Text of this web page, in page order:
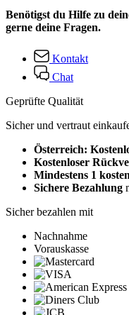
Benötigst du Hilfe zu
gerne deine Fragen.
Kontakt
Chat
Geprüfte Qualität
Sicher und vertraut
Österreich:
Kostenloser
Mindestens 1
Sichere Bezahlung
Sicher bezahlen mit
Nachnahme
Vorauskasse